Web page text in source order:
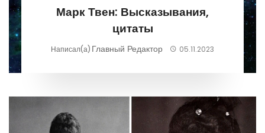
Марк Твен: Высказывания,
цитаты
Написал(а) Главный Редактор 05.11.2023